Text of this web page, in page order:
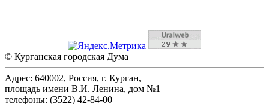
© Курганская городская Дума
Адрес: 640002, Россия, г. Курган,
площадь имени В.И. Ленина, дом №1
телефоны: (3522) 42-84-00